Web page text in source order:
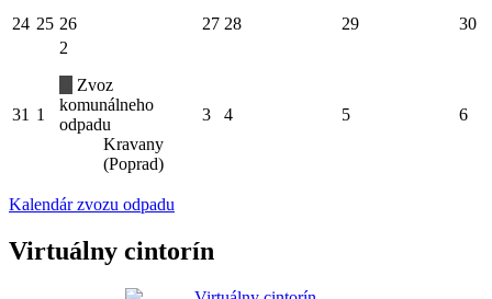
24 25 26 27 28 29 30
31 1
2
Zvoz
komunálneho
odpadu
Kravany
(Poprad)
3 4 5 6
Kalendár zvozu odpadu
Virtuálny cintorín